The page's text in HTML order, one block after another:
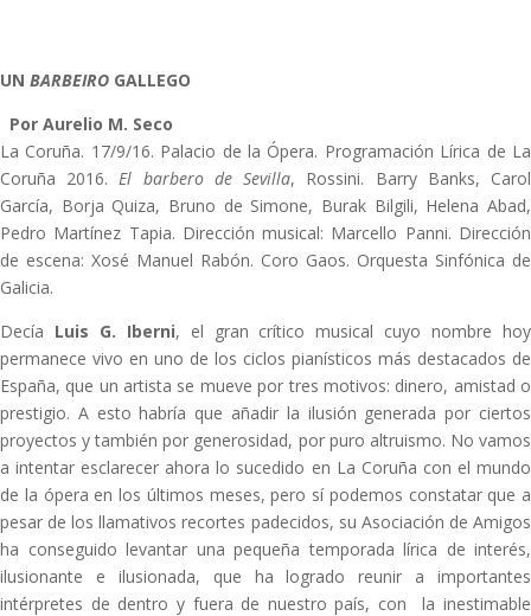
UN BARBEIRO GALLEGO
Por Aurelio M. Seco
La Coruña. 17/9/16. Palacio de la Ópera. Programación Lírica de La
Coruña 2016.El barbero de Sevilla, Rossini. Barry Banks, Carol
García, Borja Quiza, Bruno de Simone, Burak Bilgili, Helena Abad,
Pedro Martínez Tapia. Dirección musical: Marcello Panni. Dirección
de escena: Xosé Manuel Rabón. Coro Gaos. Orquesta Sinfónica de
Galicia.
Decía Luis G. Iberni, el gran crítico musical cuyo nombre hoy
permanece vivo en uno de los ciclos pianísticos más destacados de
España, que un artista se mueve por tres motivos: dinero, amistad o
prestigio. A esto habría que añadir la ilusión generada por ciertos
proyectos y también por generosidad, por puro altruismo. No vamos
a intentar esclarecer ahora lo sucedido en La Coruña con el mundo
de la ópera en los últimos meses, pero sí podemos constatar que a
pesar de los llamativos recortes padecidos, su Asociación de Amigos
ha conseguido levantar una pequeña temporada lírica de interés,
ilusionante e ilusionada, que ha logrado reunir a importantes
intérpretes de dentro y fuera de nuestro país, con la inestimable